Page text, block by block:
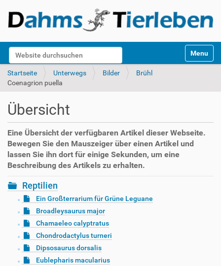
Website durchsuchen
k
Toggle
Startseite Unterwegs Bilder
Brühl
Coenagrion puella
Übersicht
Eine Übersicht der verfügbaren Artikel dieser Webseite.
Bewegen Sie den Mauszeiger über einen Artikel und
lassen Sie ihn dort für einige Sekunden, um eine
Beschreibung des Artikels zu erhalten.
Reptilien
Ein Großterrarium für Grüne Leguane
Broadleysaurus major
Chamaeleo calyptratus
Chondrodactylus turneri
Dipsosaurus dorsalis
Eublepharis macularius